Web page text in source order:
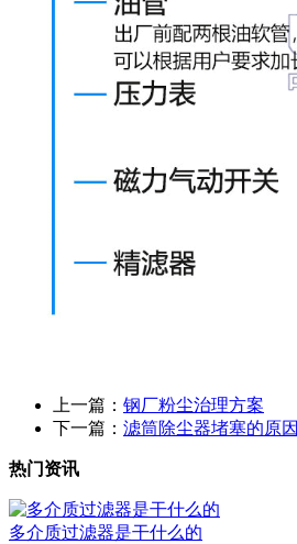
上一篇： 钢厂粉尘治理方案
下一篇： 滤筒除尘器堵塞的原因
热门资讯
多介质过滤器是干什么的